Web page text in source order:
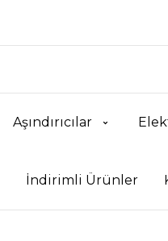
Aşındırıcılar
İndirimli Ürünler